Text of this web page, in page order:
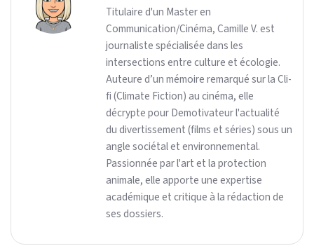
Titulaire d'un Master en
Communication/Cinéma, Camille V. est
journaliste spécialisée dans les
intersections entre culture et écologie.
Auteure d’un mémoire remarqué sur la Cli-
fi (Climate Fiction) au cinéma, elle
décrypte pour Demotivateur l'actualité
du divertissement (films et séries) sous un
angle sociétal et environnemental.
Passionnée par l'art et la protection
animale, elle apporte une expertise
académique et critique à la rédaction de
ses dossiers.